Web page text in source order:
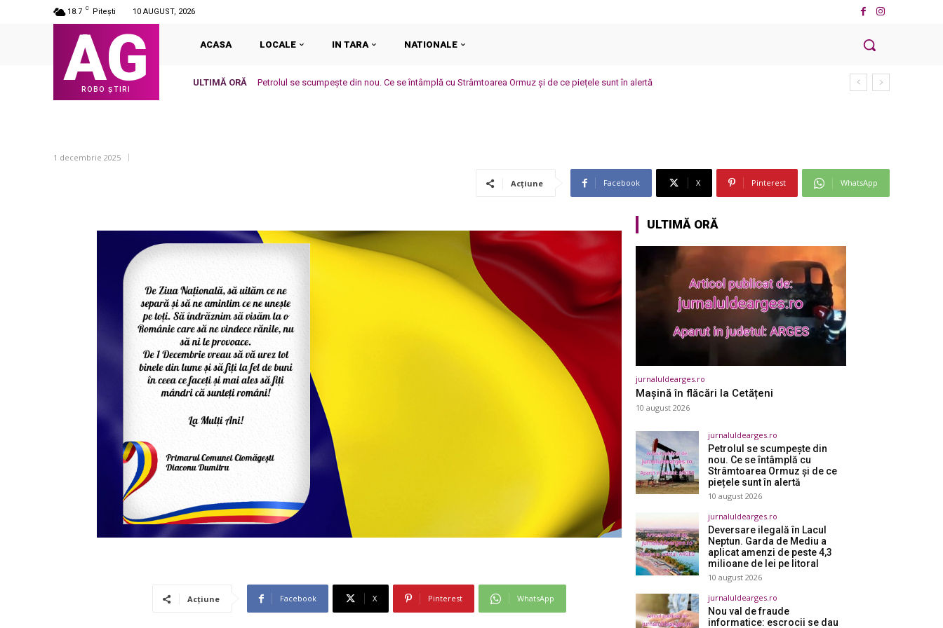
18.7 C Pitești 10 AUGUST, 2026
AG
ROBO ȘTIRI
ACASA LOCALE IN TARA NATIONALE
ULTIMĂ ORĂ Petrolul se scumpește din nou. Ce se întâmplă cu Strâmtoarea Ormuz și de ce piețele sunt în alertă
1 decembrie 2025
Acțiune Facebook X Pinterest WhatsApp
Acțiune Facebook X Pinterest WhatsApp
ULTIMĂ ORĂ
jurnaluldearges.ro
Mașină în flăcări la Cetățeni
10 august 2026
jurnaluldearges.ro
Petrolul se scumpește din
nou. Ce se întâmplă cu
Strâmtoarea Ormuz și de ce
piețele sunt în alertă
10 august 2026
jurnaluldearges.ro
Deversare ilegală în Lacul
Neptun. Garda de Mediu a
aplicat amenzi de peste 4,3
milioane de lei pe litoral
10 august 2026
jurnaluldearges.ro
Nou val de fraude
informatice: escrocii se dau